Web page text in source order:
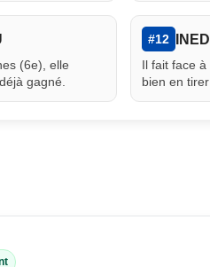
(6e), elle
gagné.
#12
Il fait face
bien en